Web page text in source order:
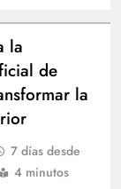
la
de
la
7 días desde
4 minutos